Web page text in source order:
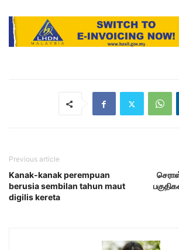
Previous article
Kanak-kanak perempuan
berusia sembilan tahun maut
digilis kereta